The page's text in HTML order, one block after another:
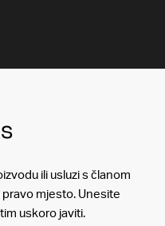
ili usluzi s članom
mjesto. Unesite
uskoro javiti.